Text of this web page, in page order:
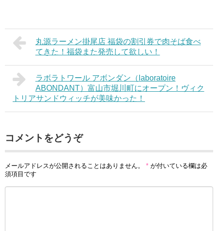
丸源ラーメン掛尾店 福袋の割引券で肉そば食べ
てきた！福袋また発売して欲しい！
ラボラトワール アボンダン（laboratoire
ABONDANT）富山市堀川町にオープン！ヴィク
トリアサンドウィッチが美味かった！
コメントをどうぞ
メールアドレスが公開されることはありません。 * が付いている欄は必
須項目です